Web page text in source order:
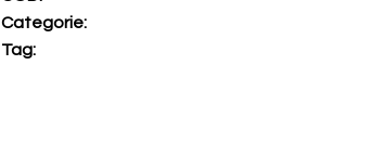
Categorie:
Tag: